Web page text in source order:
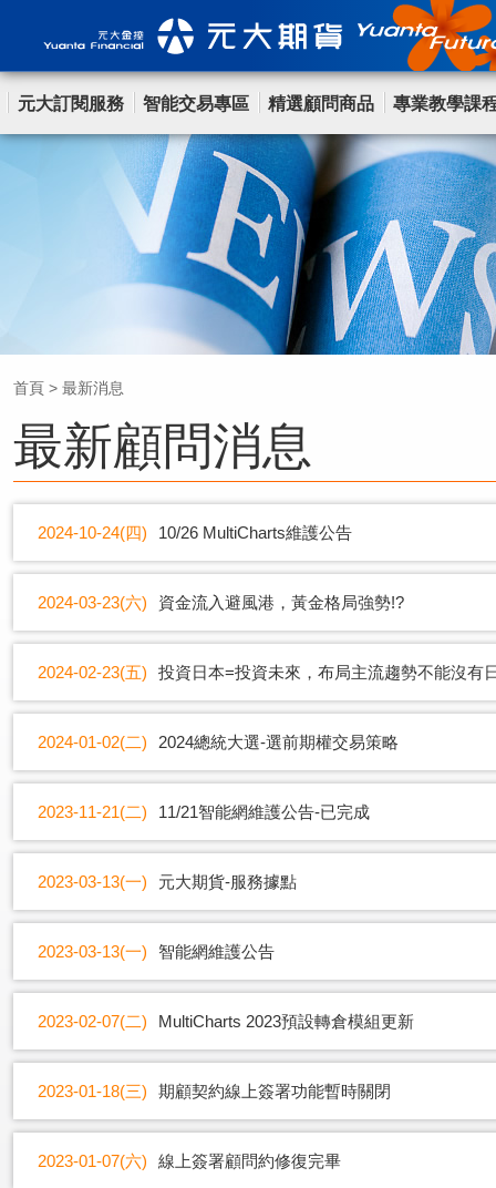
元大訂閱服務 智能交易專區 精選顧問商品 專業教學課
首頁 > 最新消息
最新顧問消息
2024-10-24(四) 10/26 MultiCharts維護公告
2024-03-23(六) 資金流入避風港，黃金格局強勢!?
2024-02-23(五) 投資日本=投資未來，布局主流趨勢不能沒有
2024-01-02(二) 2024總統大選-選前期權交易策略
2023-11-21(二) 11/21智能網維護公告-已完成
2023-03-13(一) 元大期貨-服務據點
2023-03-13(一) 智能網維護公告
2023-02-07(二) MultiCharts 2023預設轉倉模組更新
2023-01-18(三) 期顧契約線上簽署功能暫時關閉
2023-01-07(六) 線上簽署顧問約修復完畢